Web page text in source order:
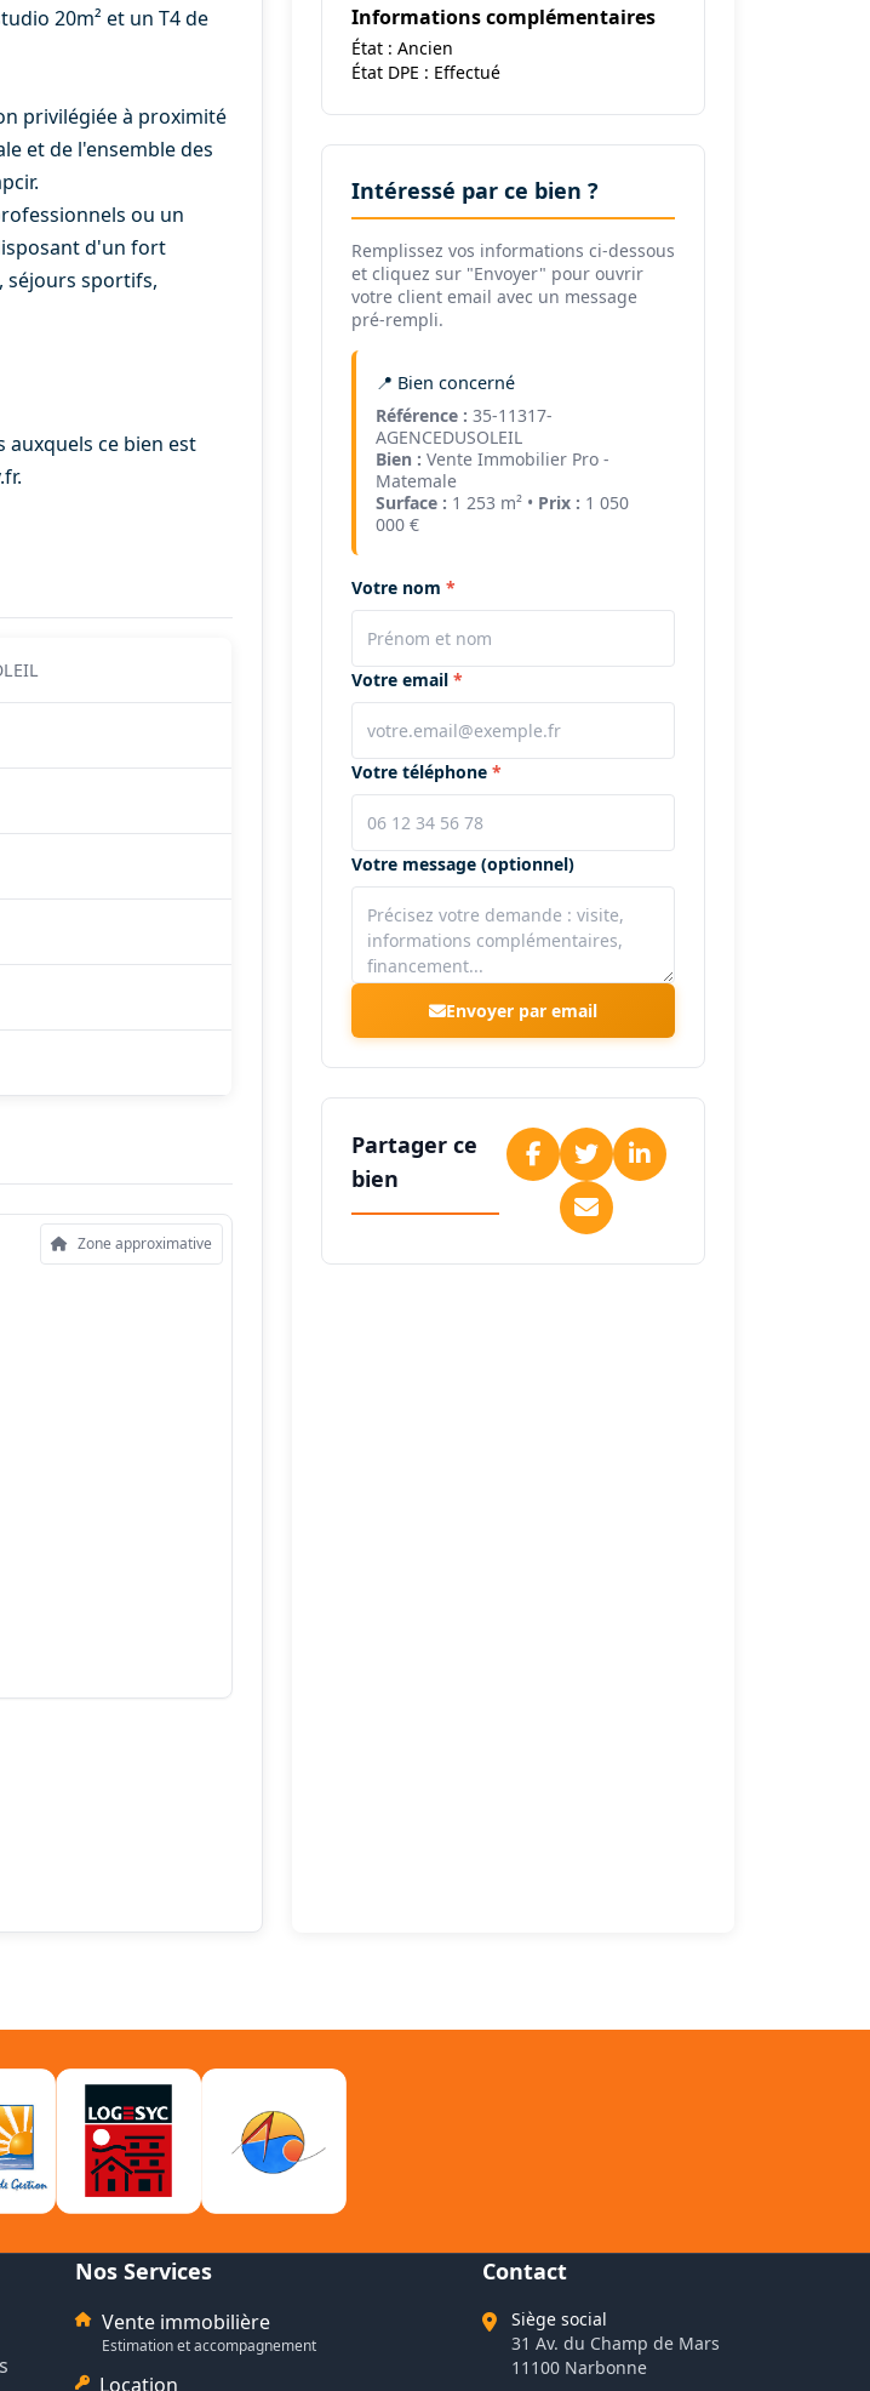
20m² et un T4 de
privilégiée à proximité
et de l'ensemble des
ou un
d'un fort
séjours sportifs,
auxquels ce bien est
Zone approximative
Informations complémentaires
État : Ancien
État DPE : Effectué
Intéressé par ce bien ?
Remplissez vos informations ci-dessous
et cliquez sur "Envoyer" pour ouvrir
votre client email avec un message
pré-rempli.
📍 Bien concerné
Référence : 35-11317-
AGENCEDUSOLEIL
Bien : Vente Immobilier Pro -
Matemale
Surface : 1 253 m² • Prix : 1 050
000 €
Votre nom
Votre email
Votre téléphone
Votre message (optionnel)
Envoyer par email
Partager ce
bien
Nos Services
Vente immobilière
Estimation et accompagnement
Location
Contact
Siège social
31 Av. du Champ de Mars
11100 Narbonne